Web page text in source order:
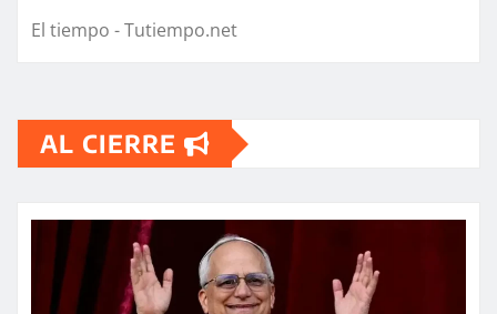
El tiempo - Tutiempo.net
AL CIERRE